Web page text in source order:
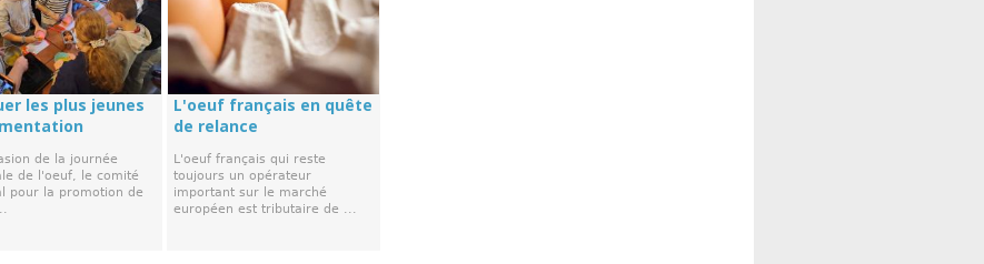
les plus jeunes
de la journée
de l'oeuf, le comité
pour la promotion de
L'oeuf français en quête
de relance
L'oeuf français qui reste
toujours un opérateur
important sur le marché
européen est tributaire de ...